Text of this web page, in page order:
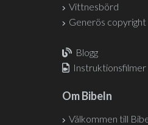
Vittnesbörd
Generös copyright
Blogg
Instruktionsfilmer
Om Bibeln
Välkommen till